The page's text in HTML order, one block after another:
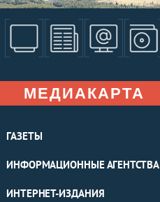
МЕДИАКАРТА
ГАЗЕТЫ
ИНФОРМАЦИОННЫЕ АГЕНТСТВА
ИНТЕРНЕТ-ИЗДАНИЯ